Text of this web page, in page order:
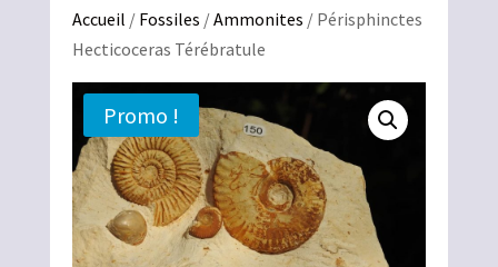
Accueil / Fossiles /Ammonites / Périsphinctes
Hecticoceras Térébratule
Promo !